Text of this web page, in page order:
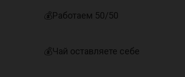
💰Работаем 50/50
💰Чай оставляете себе